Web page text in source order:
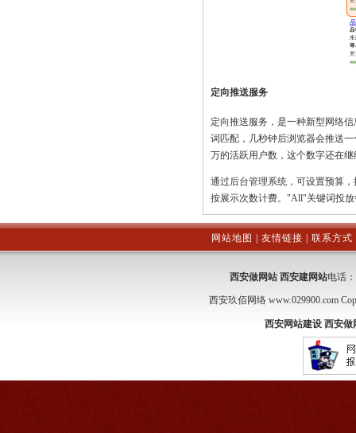
定向推送服务
定向推送服务，是一种新型网络
词匹配，几秒钟后浏览器会推送
万的活跃用户数，这个数字还在继
通过后台管理系统，可设置预算
按展示次数计费。"All"关键词投
网站地图 |友情链接 |联系方式
西安做网站 西安建网站电话
西安玖佰网络 www.029900.com
西安网站建设 西安做